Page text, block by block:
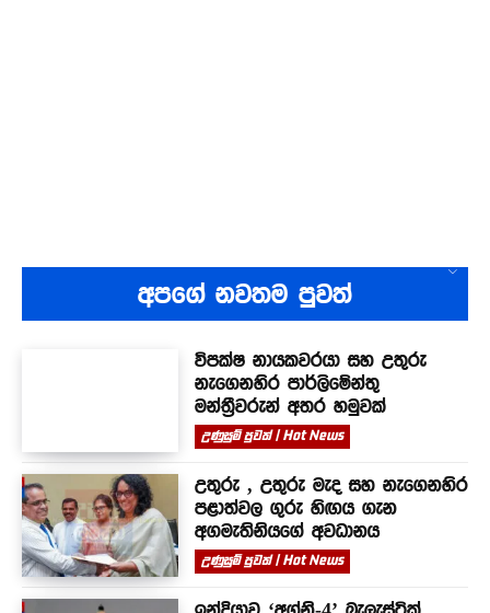
අපගේ නවතම පුවත්
විපක්ෂ නායකවරයා සහ උතුරු
නැගෙනහිර පාර්ලිමේන්තු
මන්ත්‍රීවරුන් අතර හමුවක්
උණුසුම් පුවත් | Hot News
උතුරු , උතුරු මැද සහ නැගෙනහිර
පළාත්වල ගුරු හිඟය ගැන
අගමැතිනියගේ අවධානය
උණුසුම් පුවත් | Hot News